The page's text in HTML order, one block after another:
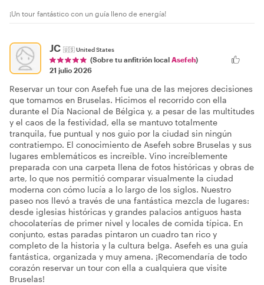
¡Un tour fantástico con un guía lleno de energía!
JC 🇺🇸United States
(Sobre tu anfitrión local Asefeh)
21 julio 2026
Reservar un tour con Asefeh fue una de las mejores decisiones
que tomamos en Bruselas. Hicimos el recorrido con ella
durante el Día Nacional de Bélgica y, a pesar de las multitudes
y el caos de la festividad, ella se mantuvo totalmente
tranquila, fue puntual y nos guio por la ciudad sin ningún
contratiempo. El conocimiento de Asefeh sobre Bruselas y sus
lugares emblemáticos es increíble. Vino increíblemente
preparada con una carpeta llena de fotos históricas y obras de
arte, lo que nos permitió comparar visualmente la ciudad
moderna con cómo lucía a lo largo de los siglos. Nuestro
paseo nos llevó a través de una fantástica mezcla de lugares:
desde iglesias históricas y grandes palacios antiguos hasta
chocolaterías de primer nivel y locales de comida típica. En
conjunto, estas paradas pintaron un cuadro tan rico y
completo de la historia y la cultura belga. Asefeh es una guía
fantástica, organizada y muy amena. ¡Recomendaría de todo
corazón reservar un tour con ella a cualquiera que visite
Bruselas!